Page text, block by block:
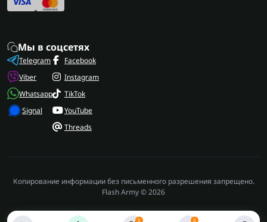
0 0
Мы в соцсетях
Telegram
Viber
Whatsapp
Signal
Facebook
Instagram
TikTok
YouTube
Threads
Копирование информации без письменного разрешения запрещено.
Flash Army © 2026